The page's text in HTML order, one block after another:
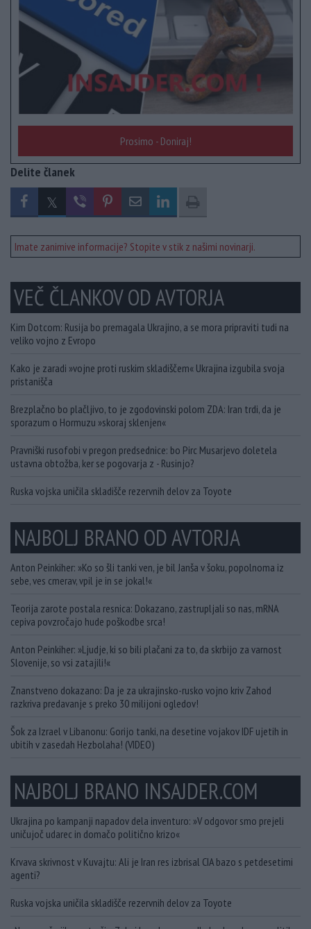
Prosimo - Doniraj!
Delite članek
Imate zanimive informacije? Stopite v stik z našimi novinarji.
VEČ ČLANKOV OD AVTORJA
Kim Dotcom: Rusija bo premagala Ukrajino, a se mora pripraviti tudi na
veliko vojno z Evropo
Kako je zaradi »vojne proti ruskim skladiščem« Ukrajina izgubila svoja
pristanišča
Brezplačno bo plačljivo, to je zgodovinski polom ZDA: Iran trdi, da je
sporazum o Hormuzu »skoraj sklenjen«
Pravniški rusofobi v pregon predsednice: bo Pirc Musarjevo doletela
ustavna obtožba, ker se pogovarja z - Rusinjo?
Ruska vojska uničila skladišče rezervnih delov za Toyote
NAJBOLJ BRANO OD AVTORJA
Anton Peinkiher: »Ko so šli tanki ven, je bil Janša v šoku, popolnoma iz
sebe, ves cmerav, vpil je in se jokal!«
Teorija zarote postala resnica: Dokazano, zastrupljali so nas, mRNA
cepiva povzročajo hude poškodbe srca!
Anton Peinkiher: »Ljudje, ki so bili plačani za to, da skrbijo za varnost
Slovenije, so vsi zatajili!«
Znanstveno dokazano: Da je za ukrajinsko-rusko vojno kriv Zahod
razkriva predavanje s preko 30 milijoni ogledov!
Šok za Izrael v Libanonu: Gorijo tanki, na desetine vojakov IDF ujetih in
ubitih v zasedah Hezbolaha! (VIDEO)
NAJBOLJ BRANO INSAJDER.COM
Ukrajina po kampanji napadov dela inventuro: »V odgovor smo prejeli
uničujoč udarec in domačo politično krizo«
Krvava skrivnost v Kuvajtu: Ali je Iran res izbrisal CIA bazo s petdesetimi
agenti?
Ruska vojska uničila skladišče rezervnih delov za Toyote